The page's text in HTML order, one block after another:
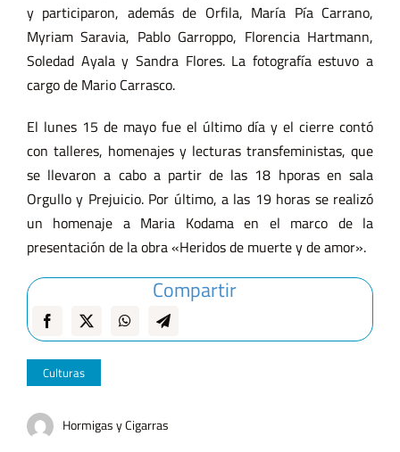
y participaron, además de Orfila, María Pía Carrano,
Myriam Saravia, Pablo Garroppo, Florencia Hartmann,
Soledad Ayala y Sandra Flores. La fotografía estuvo a
cargo de Mario Carrasco.
El lunes 15 de mayo fue el último día y el cierre contó
con talleres, homenajes y lecturas transfeministas, que
se llevaron a cabo a partir de las 18 hporas en sala
Orgullo y Prejuicio. Por último, a las 19 horas se realizó
un homenaje a Maria Kodama en el marco de la
presentación de la obra «Heridos de muerte y de amor».
Compartir
Culturas
Hormigas y Cigarras